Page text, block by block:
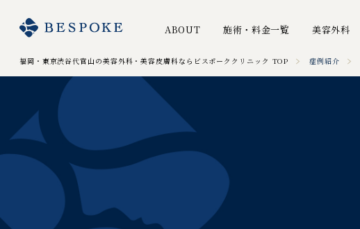
ABOUT 施術・料金一覧 美容外科
福岡・東京渋谷代官山の美容外科・美容皮膚科ならビスポーククリニック TOP 症例紹介